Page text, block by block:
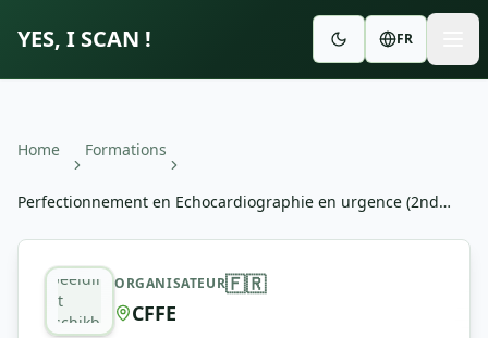
YES, I SCAN ! FR
Home Formations
Perfectionnement en Echocardiographie en urgence (2nd
Perfectionnement en Echocardiographie en urgence
Afbeelding
niet
beschikbaar
ORGANISATEUR🇫🇷
CFFE